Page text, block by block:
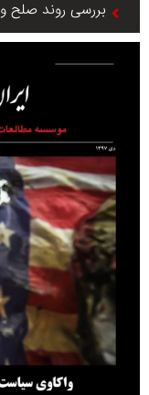
بررسی روند صلح